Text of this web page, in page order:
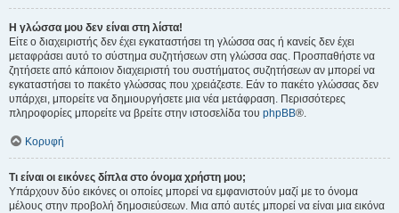
Η γλώσσα μου δεν είναι στη λίστα!
Είτε ο διαχειριστής δεν έχει εγκαταστήσει τη γλώσσα σας ή κανείς δεν έχει
μεταφράσει αυτό το σύστημα συζητήσεων στη γλώσσα σας. Προσπαθήστε να
ζητήσετε από κάποιον διαχειριστή του συστήματος συζητήσεων αν μπορεί να
εγκαταστήσει το πακέτο γλώσσας που χρειάζεστε. Εάν το πακέτο γλώσσας δεν
υπάρχει, μπορείτε να δημιουργήσετε μια νέα μετάφραση. Περισσότερες
πληροφορίες μπορείτε να βρείτε στην ιστοσελίδα του phpBB®.
Κορυφή
Τι είναι οι εικόνες δίπλα στο όνομα χρήστη μου;
Υπάρχουν δύο εικόνες οι οποίες μπορεί να εμφανιστούν μαζί με το όνομα
μέλους στην προβολή δημοσιεύσεων. Μια από αυτές μπορεί να είναι μια εικόνα